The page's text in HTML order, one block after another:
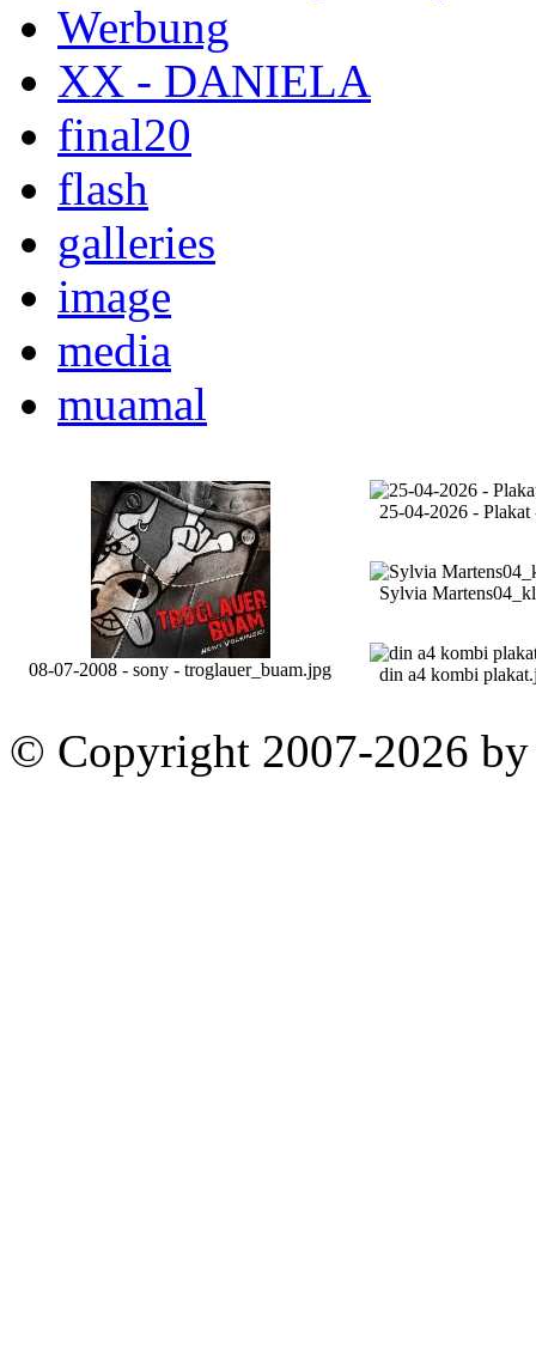
Werbung
XX - DANIELA
final20
flash
galleries
image
media
muamal
08-07-2008 - sony - troglauer_buam.jpg
25-04-2026 -
Sylvia
din a4 kombi
© Copyright 2007-2026 by